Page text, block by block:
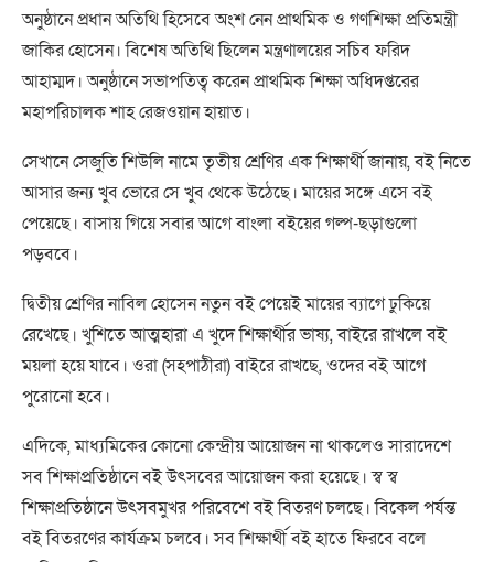
অনুষ্ঠানে প্রধান অতিথি হিসেবে অংশ নেন প্রাথমিক ও গণশিক্ষা প্রতিমন্ত্রী
জাকির হোসেন। বিশেষ অতিথি ছিলেন মন্ত্রণালয়ের সচিব ফরিদ
আহাম্মদ। অনুষ্ঠানে সভাপতিত্ব করেন প্রাথমিক শিক্ষা অধিদপ্তরের
মহাপরিচালক শাহ রেজওয়ান হায়াত।
সেখানে সেজুতি শিউলি নামে তৃতীয় শ্রেণির এক শিক্ষার্থী জানায়, বই নিতে
আসার জন্য খুব ভোরে সে খুব থেকে উঠেছে। মায়ের সঙ্গে এসে বই
পেয়েছে। বাসায় গিয়ে সবার আগে বাংলা বইয়ের গল্প-ছড়াগুলো
পড়ববে।
দ্বিতীয় শ্রেণির নাবিল হোসেন নতুন বই পেয়েই মায়ের ব্যাগে ঢুকিয়ে
রেখেছে। খুশিতে আত্মহারা এ খুদে শিক্ষার্থীর ভাষ্য, বাইরে রাখলে বই
ময়লা হয়ে যাবে। ওরা (সহপাঠীরা) বাইরে রাখছে, ওদের বই আগে
পুরোনো হবে।
এদিকে, মাধ্যমিকের কোনো কেন্দ্রীয় আয়োজন না থাকলেও সারাদেশে
সব শিক্ষাপ্রতিষ্ঠানে বই উৎসবের আয়োজন করা হয়েছে। স্ব স্ব
শিক্ষাপ্রতিষ্ঠানে উৎসবমুখর পরিবেশে বই বিতরণ চলছে। বিকেল পর্যন্ত
বই বিতরণের কার্যক্রম চলবে। সব শিক্ষার্থী বই হাতে ফিরবে বলে